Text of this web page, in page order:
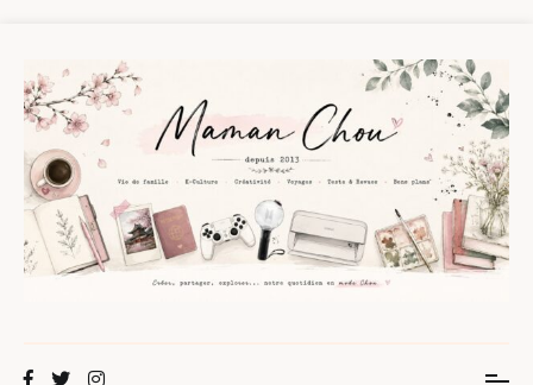
contenu
Maman Chou